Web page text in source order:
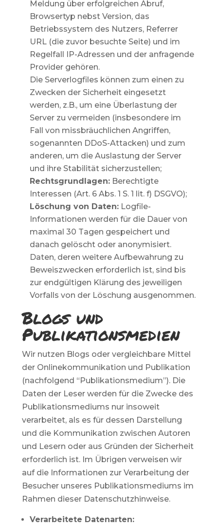
Meldung über erfolgreichen Abruf,
Browsertyp nebst Version, das
Betriebssystem des Nutzers, Referrer
URL (die zuvor besuchte Seite) und im
Regelfall IP-Adressen und der anfragende
Provider gehören.
Die Serverlogfiles können zum einen zu
Zwecken der Sicherheit eingesetzt
werden, z.B., um eine Überlastung der
Server zu vermeiden (insbesondere im
Fall von missbräuchlichen Angriffen,
sogenannten DDoS-Attacken) und zum
anderen, um die Auslastung der Server
und ihre Stabilität sicherzustellen;
Rechtsgrundlagen:Berechtigte
Interessen (Art. 6 Abs. 1 S. 1 lit. f) DSGVO);
Löschung von Daten:Logfile-
Informationen werden für die Dauer von
maximal 30 Tagen gespeichert und
danach gelöscht oder anonymisiert.
Daten, deren weitere Aufbewahrung zu
Beweiszwecken erforderlich ist, sind bis
zur endgültigen Klärung des jeweiligen
Vorfalls von der Löschung ausgenommen.
Blogs und
Publikationsmedien
Wir nutzen Blogs oder vergleichbare Mittel
der Onlinekommunikation und Publikation
(nachfolgend “Publikationsmedium”). Die
Daten der Leser werden für die Zwecke des
Publikationsmediums nur insoweit
verarbeitet, als es für dessen Darstellung
und die Kommunikation zwischen Autoren
und Lesern oder aus Gründen der Sicherheit
erforderlich ist. Im Übrigen verweisen wir
auf die Informationen zur Verarbeitung der
Besucher unseres Publikationsmediums im
Rahmen dieser Datenschutzhinweise.
Verarbeitete Datenarten: